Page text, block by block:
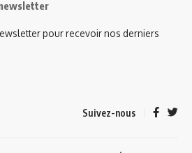
pour recevoir nos derniers
Suivez-nous